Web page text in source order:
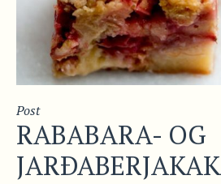
Post
RABABARA- OG